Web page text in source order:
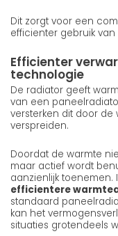
Dit zorgt voor een
efficienter gebruik van
Efficienter
technologie
De radiator geeft
van een
versterken dit door
verspreiden.
Doordat de warmte
maar actief wordt
aanzienlijk toenemen.
efficientere
standaard
kan het
situaties grotendeels